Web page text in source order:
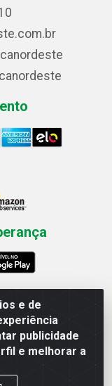
e de
publicidade
e melhorar a
Filho, 291 -
335 - CNPJ